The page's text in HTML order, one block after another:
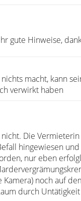
gute Hinweise,
macht, kann
verwirkt haben
nicht. Die
hingewiesen
nur eben
Kamera) noch auf
durch